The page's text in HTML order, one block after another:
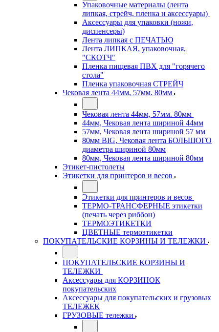
Упаковочные материалы (лента
липкая, стрейч, пленка и аксессуары)
Аксессуары для упаковки (ножи,
диспенсеры)
Лента липкая с ПЕЧАТЬЮ
Лента ЛИПКАЯ, упаковочная,
"СКОТЧ"
Пленка пищевая ПВХ для "горячего
стола"
Пленка упаковочная СТРЕЙЧ
Чековая лента 44мм, 57мм. 80мм
Чековая лента 44мм, 57мм. 80мм
44мм, Чековая лента шириной 44мм
57мм, Чековая лента шириной 57 мм
80мм BIG, Чековая лента БОЛЬШОГО
диаметра шириной 80мм
80мм, Чековая лента шириной 80мм
Этикет-пистолеты
Этикетки для принтеров и весов
Этикетки для принтеров и весов
ТЕРМО-ТРАНСФЕРНЫЕ этикетки
(печать через риббон)
ТЕРМОЭТИКЕТКИ
ЦВЕТНЫЕ термоэтикетки
ПОКУПАТЕЛЬСКИЕ КОРЗИНЫ И ТЕЛЕЖКИ
ПОКУПАТЕЛЬСКИЕ КОРЗИНЫ И
ТЕЛЕЖКИ
Аксессуары для КОРЗИНОК
покупательских
Аксессуары для покупательских и грузовых
ТЕЛЕЖЕК
ГРУЗОВЫЕ тележки